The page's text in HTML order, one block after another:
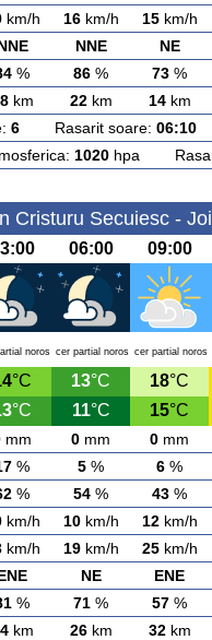
km/h 16km/h 15km/h
NNE NE
% 86 % 73 %
km 22km 14km
6Rasarit soare: 06:10
1020hpa
Cristuru Secuiesc -
06:00 09:00
noros cer partial noros cer partial noros
°C 13°C 18°C
°C 11°C 15°C
mm 0 mm 0 mm
% 5 % 6 %
% 54 % 43 %
km/h 10km/h 12km/h
km/h 19km/h 25km/h
NE ENE
% 71 % 57 %
km 26km 32km